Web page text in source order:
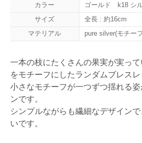
カラー
ゴールド k18 シ
サイズ
全長 : 約16cm
マテリアル
pure silver(モチー
一本の枝にたくさんの果実が実っ
をモチーフにしたランダムブレスレ
小さなモチーフが一つずつ揺れる
ンです。
シンプルながらも繊細なデザイン
いです。